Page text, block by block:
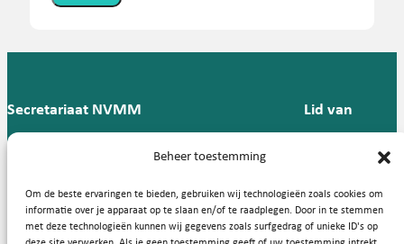
Beheer toestemming
Om de beste ervaringen te bieden, gebruiken wij technologieën zoals cookies om
informatie over je apparaat op te slaan en/of te raadplegen. Door in te stemmen
met deze technologieën kunnen wij gegevens zoals surfgedrag of unieke ID's op
Secretariaat NVMM
Groningen
T: 088 -
57
Lid van